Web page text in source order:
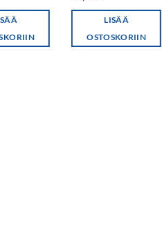
LISÄÄ
OSTOSKORIIN